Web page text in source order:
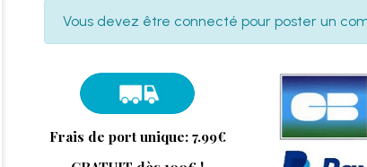
Vous devez être connecté pour poster un
Frais de port unique: 7.99€